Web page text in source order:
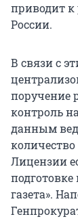
приводит к
России.
В связи с
поручение
контроль
данным
Лицензии
подготовке
газета».